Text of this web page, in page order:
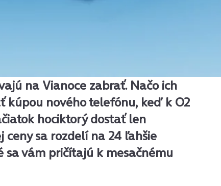
na Vianoce zabrať. Načo ich
kúpou nového telefónu, keď k O2
hociktorý dostať len
ceny sa rozdelí na 24 ľahšie
vám pričítajú k mesačnému